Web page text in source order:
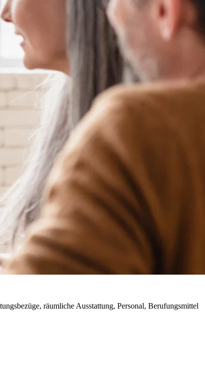
räumliche Ausstattung, Personal, Berufungsmittel